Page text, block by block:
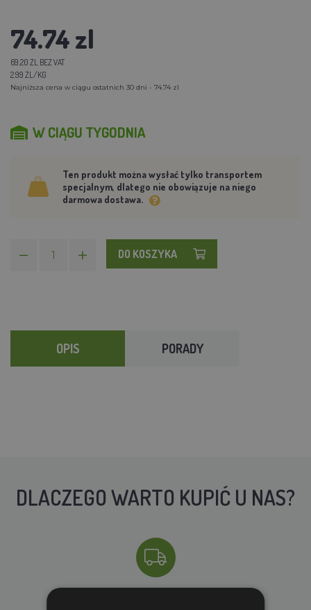
74.74 zl
69.20 ZL BEZ VAT
2.99 ZL/KG
Najniższa cena w ciągu ostatnich 30 dni - 74.74 zl
W CIĄGU TYGODNIA
Ten produkt można wysłać tylko transportem
specjalnym, dlatego nie obowiązuje na niego
darmowa dostawa.
DO KOSZYKA
OPIS PORADY
DLACZEGO WARTO KUPIĆ U NAS?